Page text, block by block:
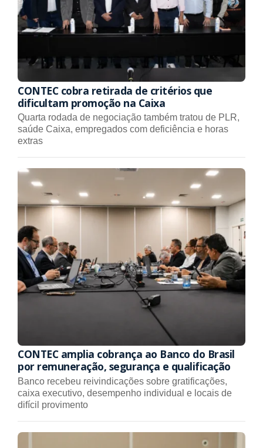
CONTEC cobra retirada de critérios que
dificultam promoção na Caixa
Quarta rodada de negociação também tratou de PLR,
saúde Caixa, empregados com deficiência e horas
extras
CONTEC amplia cobrança ao Banco do Brasil
por remuneração, segurança e qualificação
Banco recebeu reivindicações sobre gratificações,
caixa executivo, desempenho individual e locais de
difícil provimento